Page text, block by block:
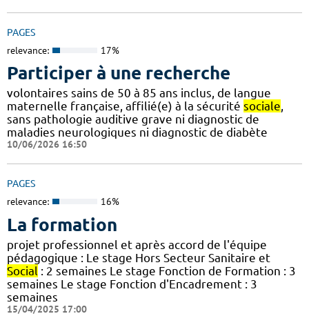
PAGES
relevance: 17%
Participer à une recherche
volontaires sains de 50 à 85 ans inclus, de langue
maternelle française, affilié(e) à la sécurité sociale,
sans pathologie auditive grave ni diagnostic de
maladies neurologiques ni diagnostic de diabète
10/06/2026 16:50
PAGES
relevance: 16%
La formation
projet professionnel et après accord de l'équipe
pédagogique : Le stage Hors Secteur Sanitaire et
Social : 2 semaines Le stage Fonction de Formation : 3
semaines Le stage Fonction d'Encadrement : 3
semaines
15/04/2025 17:00